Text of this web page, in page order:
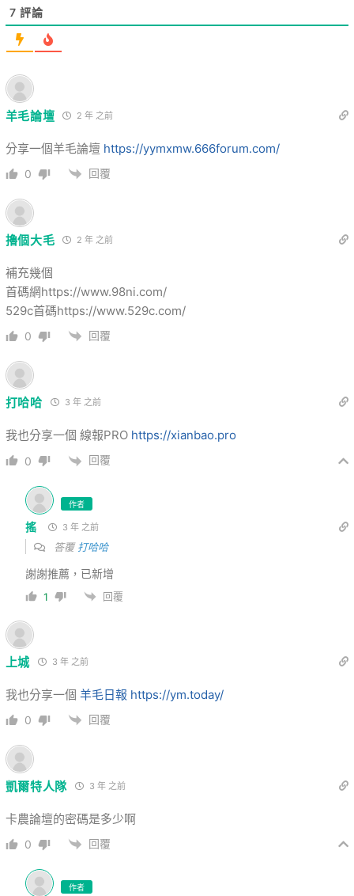
7 評論
羊毛論壇 2 年 之前
分享一個羊毛論壇 https://yymxmw.666forum.com/
0 回覆
擼個大毛 2 年 之前
補充幾個
首碼網https://www.98ni.com/
529c首碼https://www.529c.com/
0 回覆
打哈哈 3 年 之前
我也分享一個 線報PRO https://xianbao.pro
0 回覆
作者
搖 3 年 之前
答覆打哈哈
謝謝推薦，已新增
1 回覆
上城 3 年 之前
我也分享一個 羊毛日報 https://ym.today/
0 回覆
凱爾特人隊 3 年 之前
卡農論壇的密碼是多少啊
0 回覆
作者